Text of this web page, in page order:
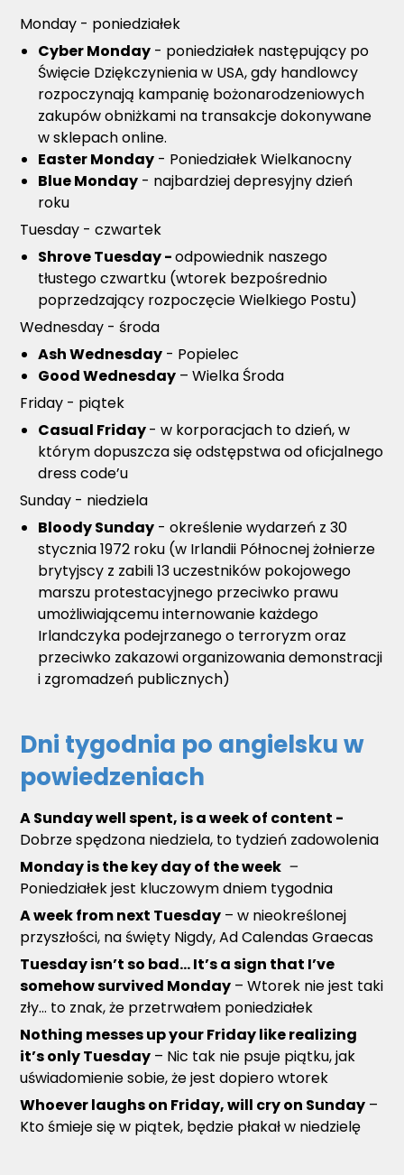
Monday - poniedziałek
Cyber Monday - poniedziałek następujący po
Święcie Dziękczynienia w USA, gdy handlowcy
rozpoczynają kampanię bożonarodzeniowych
zakupów obniżkami na transakcje dokonywane
w sklepach online.
Easter Monday - Poniedziałek Wielkanocny
Blue Monday - najbardziej depresyjny dzień
roku
Tuesday - czwartek
Shrove Tuesday -odpowiednik naszego
tłustego czwartku (wtorek bezpośrednio
poprzedzający rozpoczęcie Wielkiego Postu)
Wednesday - środa
Ash Wednesday - Popielec
Good Wednesday – Wielka Środa
Friday - piątek
Casual Friday- w korporacjach to dzień, w
którym dopuszcza się odstępstwa od oficjalnego
dress code’u
Sunday - niedziela
Bloody Sunday - określenie wydarzeń z 30
stycznia 1972 roku (w Irlandii Północnej żołnierze
brytyjscy z zabili 13 uczestników pokojowego
marszu protestacyjnego przeciwko prawu
umożliwiającemu internowanie każdego
Irlandczyka podejrzanego o terroryzm oraz
przeciwko zakazowi organizowania demonstracji
i zgromadzeń publicznych)
Dni tygodnia po angielsku w
powiedzeniach
A Sunday well spent, is a week of content -
Dobrze spędzona niedziela, to tydzień zadowolenia
Monday is the key day of the week –
Poniedziałek jest kluczowym dniem tygodnia
A week from next Tuesday – w nieokreślonej
przyszłości, na święty Nigdy, Ad Calendas Graecas
Tuesday isn’t so bad… It’s a sign that I’ve
somehow survived Monday – Wtorek nie jest taki
zły… to znak, że przetrwałem poniedziałek
Nothing messes up your Friday like realizing
it’s only Tuesday – Nic tak nie psuje piątku, jak
uświadomienie sobie, że jest dopiero wtorek
Whoever laughs on Friday, will cry on Sunday –
Kto śmieje się w piątek, będzie płakał w niedzielę